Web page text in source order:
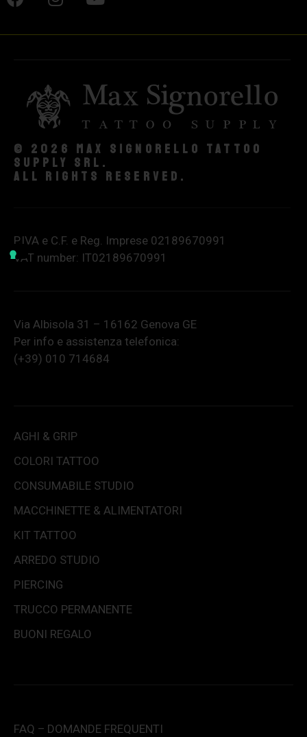
© 2026 Max Signorello Tattoo
supply srl.
All rights reserved.
P.IVA e C.F. e Reg. Imprese 02189670991
VAT number: IT02189670991
Via Albisola 31 – 16162 Genova GE
Per info e assistenza telefonica:
(+39) 010 714684
AGHI & GRIP
COLORI TATTOO
CONSUMABILE STUDIO
MACCHINETTE & ALIMENTATORI
KIT TATTOO
ARREDO STUDIO
PIERCING
TRUCCO PERMANENTE
BUONI REGALO
FAQ – DOMANDE FREQUENTI